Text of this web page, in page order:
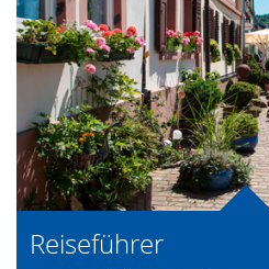
Reiseführer